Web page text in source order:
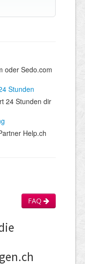
oder Sedo.com
24 Stunden dir
Help.ch
FAQ